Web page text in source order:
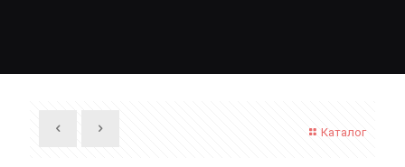
Каталог